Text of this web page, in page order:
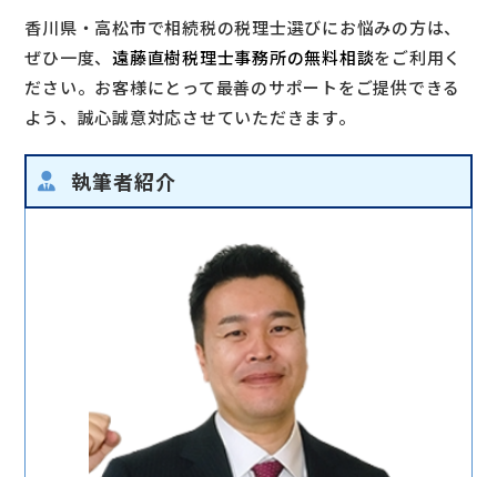
香川県・高松市で相続税の税理士選びにお悩みの方は、
ぜひ一度、遠藤直樹税理士事務所の無料相談をご利用く
ださい。お客様にとって最善のサポートをご提供できる
よう、誠心誠意対応させていただきます。
執筆者紹介